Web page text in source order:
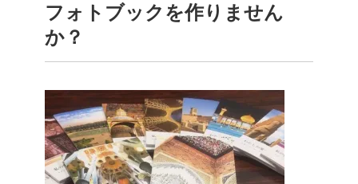
フォトブックを作りません
か？